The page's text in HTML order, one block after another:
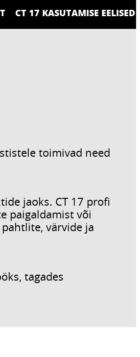
CT 17 KASUTAMISE EELISED
toimivad need
jaoks. CT 17 profi
paigaldamist või
värvide ja
tagades